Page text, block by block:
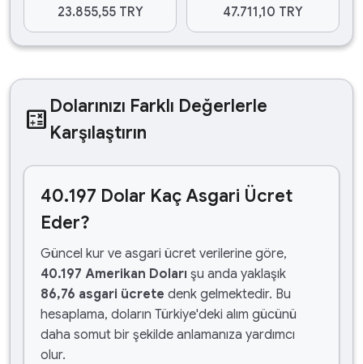
23.855,55 TRY
47.711,10 TRY
calculate Dolarınızı Farklı Değerlerle
Karşılaştırın
40.197 Dolar Kaç Asgari Ücret
Eder?
Güncel kur ve asgari ücret verilerine göre,
40.197 Amerikan Doları şu anda yaklaşık
86,76 asgari ücrete denk gelmektedir. Bu
hesaplama, doların Türkiye'deki alım gücünü
daha somut bir şekilde anlamanıza yardımcı
olur.